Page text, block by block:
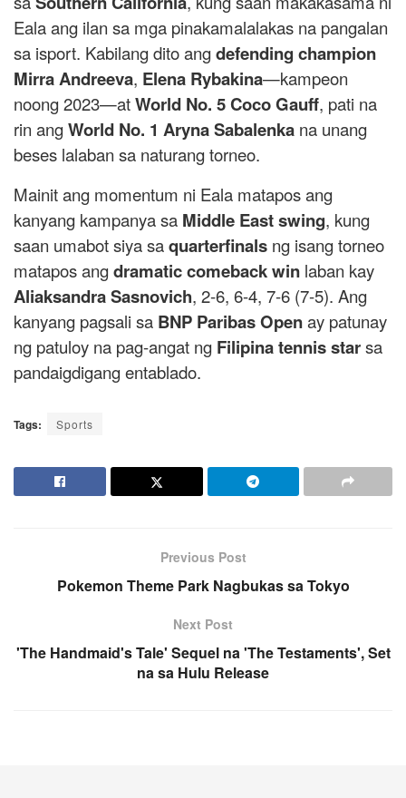
Eala ang ilan sa mga pinakamalalakas na pangalan
sa isport. Kabilang dito angdefending champion
Mirra Andreeva, Elena Rybakina—kampeon
noong 2023—atWorld No. 5 Coco Gauff, pati na
rin angWorld No. 1 Aryna Sabalenka na unang
beses lalaban sa naturang torneo.
Mainit ang momentum ni Eala matapos ang
kanyang kampanya sa Middle East swing, kung
saan umabot siya saquarterfinals ng isang torneo
matapos angdramatic comeback win laban kay
Aliaksandra Sasnovich, 2-6, 6-4, 7-6 (7-5). Ang
kanyang pagsali sa BNP Paribas Openay patunay
ng patuloy na pag-angat ng Filipina tennis starsa
pandaigdigang entablado.
Tags: Sports
Previous Post
Pokemon Theme Park Nagbukas sa Tokyo
Next Post
'The Handmaid's Tale' Sequel na 'The Testaments', Set
na sa Hulu Release